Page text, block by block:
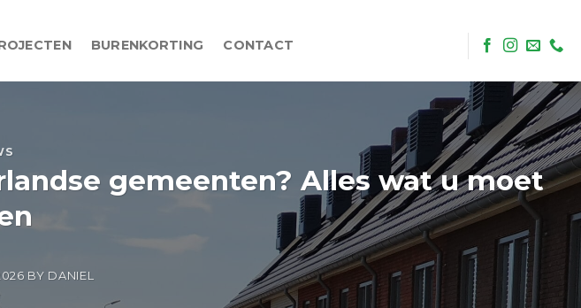
BURENKORTING CONTACT
gemeenten? Alles wat u moet
BY DANIEL